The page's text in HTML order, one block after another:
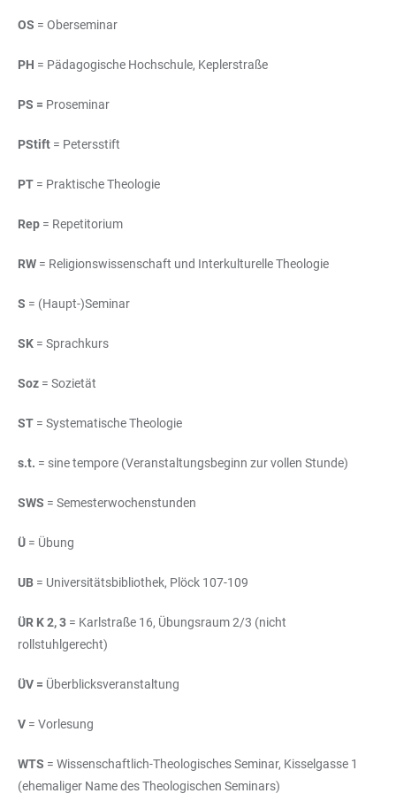
OS = Oberseminar
PH = Pädagogische Hochschule, Keplerstraße
PS = Proseminar
PStift = Petersstift
PT = Praktische Theologie
Rep = Repetitorium
RW = Religionswissenschaft und Interkulturelle Theologie
S = (Haupt-)Seminar
SK = Sprachkurs
Soz = Sozietät
ST = Systematische Theologie
s.t. = sine tempore (Veranstaltungsbeginn zur vollen Stunde)
SWS = Semesterwochenstunden
Ü = Übung
UB = Universitätsbibliothek, Plöck 107-109
ÜR K 2, 3 = Karlstraße 16, Übungsraum 2/3 (nicht
rollstuhlgerecht)
ÜV = Überblicksveranstaltung
V = Vorlesung
WTS = Wissenschaftlich-Theologisches Seminar, Kisselgasse 1
(ehemaliger Name des Theologischen Seminars)